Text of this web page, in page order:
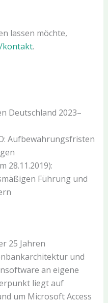
lassen möchte,
kontakt.
Deutschland 2023–
Aufbewahrungsfristen
28.11.2019):
Führung und
25 Jahren
und
an eigene
liegt auf
um Microsoft Access